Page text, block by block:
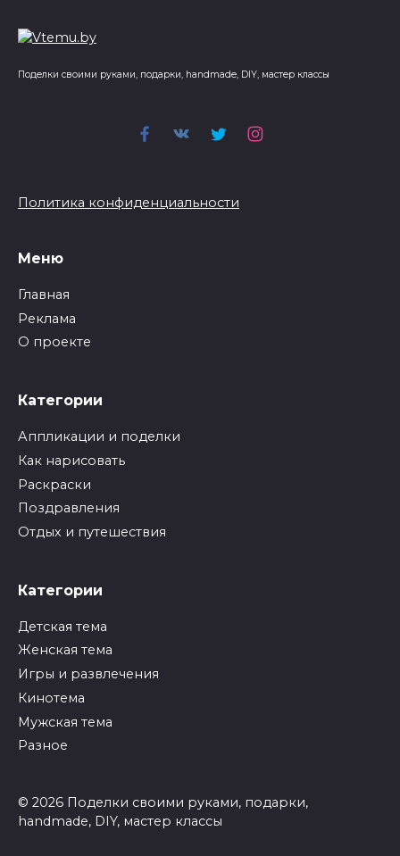
Поделки своими руками, подарки, handmade, DIY, мастер классы
Политика конфиденциальности
Меню
Главная
Реклама
О проекте
Категории
Аппликации и поделки
Как нарисовать
Раскраски
Поздравления
Отдых и путешествия
Категории
Детская тема
Женская тема
Игры и развлечения
Кинотема
Мужская тема
Разное
© 2026 Поделки своими руками, подарки,
handmade, DIY, мастер классы